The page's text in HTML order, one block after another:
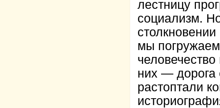
лестницу
социализм.
мы
них — дорога
растоптали